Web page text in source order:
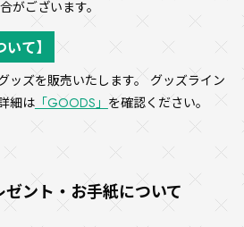
がございます。
て】
ッズを販売いたします。 グッズライン
細は「GOODS」 を確認ください。
ント・お手紙について